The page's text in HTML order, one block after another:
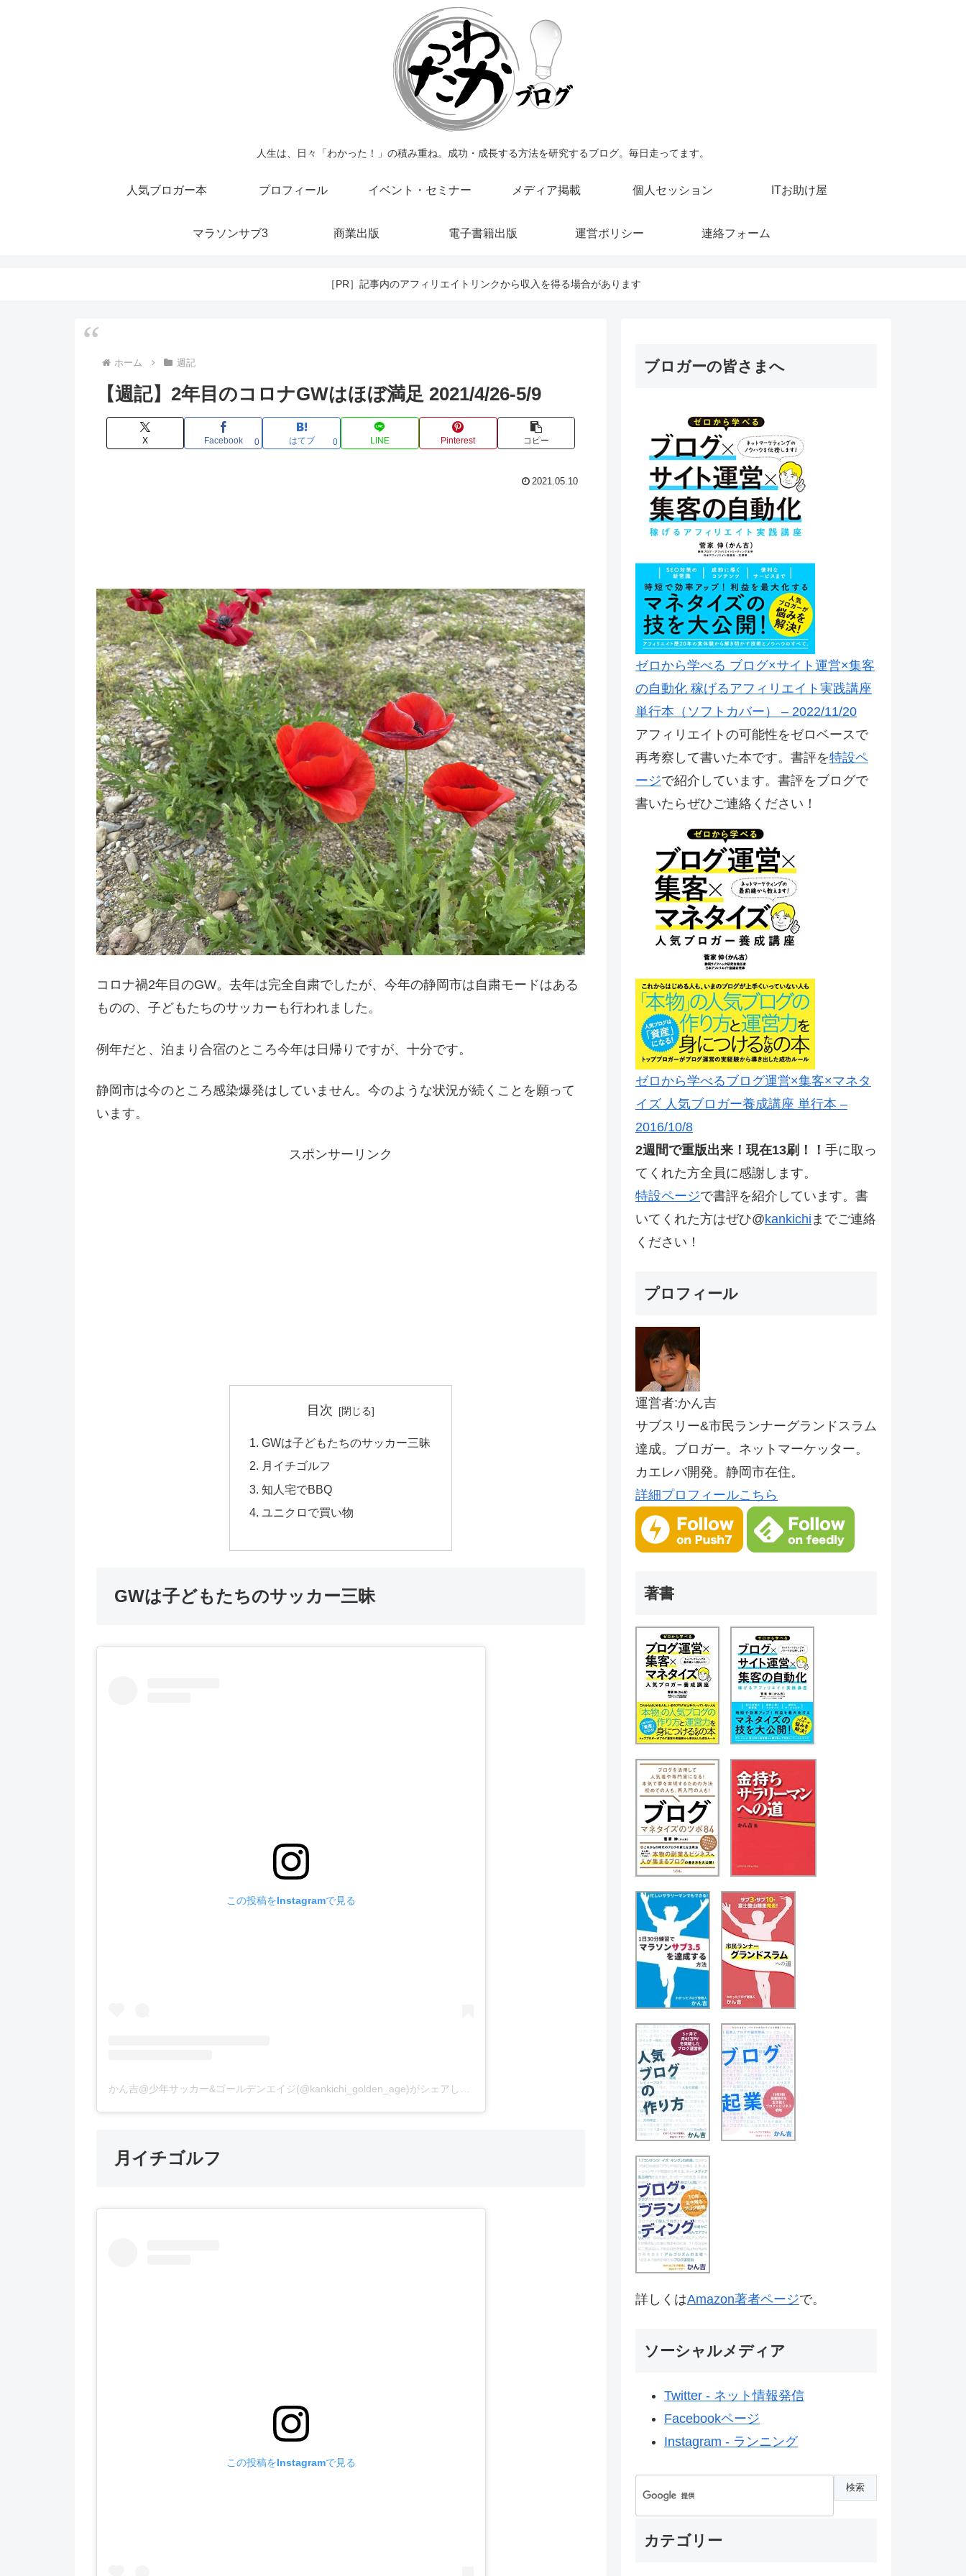
人生は、日々「わかった！」の積み重ね。成功・成長する方法を研究するブログ。毎日走ってます。
人気ブロガー本 プロフィール イベント・セミナー メディア掲載 個人セッション ITお助け屋
マラソンサブ3 商業出版 電子書籍出版 運営ポリシー 連絡フォーム
［PR］記事内のアフィリエイトリンクから収入を得る場合があります
ホーム 週記
【週記】2年目のコロナGWはほぼ満足 2021/4/26-5/9
X Facebook 0 はてブ 0 LINE Pinterest コピー
2021.05.10
コロナ禍2年目のGW。去年は完全自粛でしたが、今年の静岡市は自粛モードはある
ものの、子どもたちのサッカーも行われました。
例年だと、泊まり合宿のところ今年は日帰りですが、十分です。
静岡市は今のところ感染爆発はしていません。今のような状況が続くことを願って
います。
スポンサーリンク
目次
GWは子どもたちのサッカー三昧
月イチゴルフ
知人宅でBBQ
ユニクロで買い物
GWは子どもたちのサッカー三昧
この投稿をInstagramで見る
月イチゴルフ
この投稿をInstagramで見る
ブロガーの皆さまへ
ゼロから学べる ブログ×サイト運営×集客
の自動化 稼げるアフィリエイト実践講座
単行本（ソフトカバー） – 2022/11/20
アフィリエイトの可能性をゼロベースで
再考察して書いた本です。書評を特設ペ
ージで紹介しています。書評をブログで
書いたらぜひご連絡ください！
ゼロから学べるブログ運営×集客×マネタ
イズ 人気ブロガー養成講座 単行本 –
2016/10/8
2週間で重版出来！現在13刷！！ 手に取っ
てくれた方全員に感謝します。
特設ページで書評を紹介しています。書
いてくれた方はぜひ@kankichi までご連絡
ください！
プロフィール
運営者:かん吉
サブスリー&市民ランナーグランドスラム
達成。ブロガー。ネットマーケッター。
カエレバ開発。静岡市在住。
詳細プロフィールこちら
著書
詳しくはAmazon著者ページで。
ソーシャルメディア
Twitter - ネット情報発信
Facebookページ
Instagram - ランニング
カテゴリー